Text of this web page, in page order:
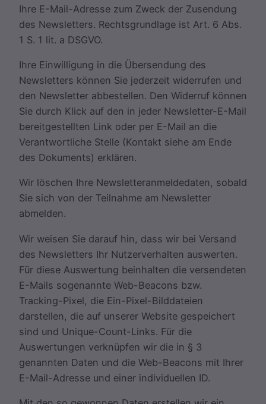
Ihre E-Mail-Adresse zum Zweck der Zusendung
des Newsletters. Rechtsgrundlage ist Art. 6 Abs.
1 S. 1 lit. a DSGVO.
Ihre Einwilligung in die Übersendung des
Newsletters können Sie jederzeit widerrufen und
den Newsletter abbestellen. Den Widerruf können
Sie durch Klick auf den in jeder Newsletter-E-Mail
bereitgestellten Link oder per E-Mail an die
Verantwortliche Stelle (Kontakt siehe am Ende
des Dokuments) erklären.
Wir löschen Ihre Newsletteranmeldedaten, sobald
Sie sich von der Teilnahme am Newsletter
abmelden.
Wir weisen Sie darauf hin, dass wir bei Versand
des Newsletters Ihr Nutzerverhalten auswerten.
Für diese Auswertung beinhalten die versendeten
E-Mails sogenannte Web-Beacons bzw.
Tracking-Pixel, die Ein-Pixel-Bilddateien
darstellen, die auf unserer Website gespeichert
sind und Unique-Count-Links. Für die
Auswertungen verknüpfen wir die in § 3
genannten Daten und die Web-Beacons mit Ihrer
E-Mail-Adresse und einer individuellen ID.